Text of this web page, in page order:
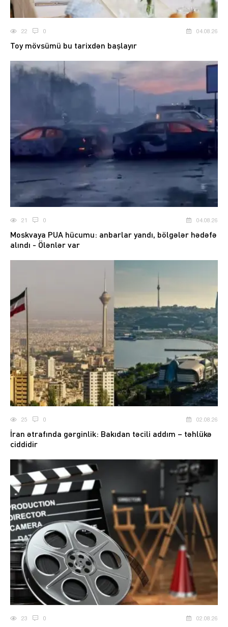
22 0 04.08.26
Toy mövsümü bu tarixdən başlayır
21 0 04.08.26
Moskvaya PUA hücumu: anbarlar yandı, bölgələr hədəfə
alındı - Ölənlər var
25 0 02.08.26
İran ətrafında gərginlik: Bakıdan təcili addım – təhlükə
ciddidir
23 0 02.08.26